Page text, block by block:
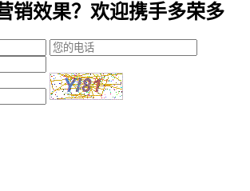
销效果？欢迎携手多荣多